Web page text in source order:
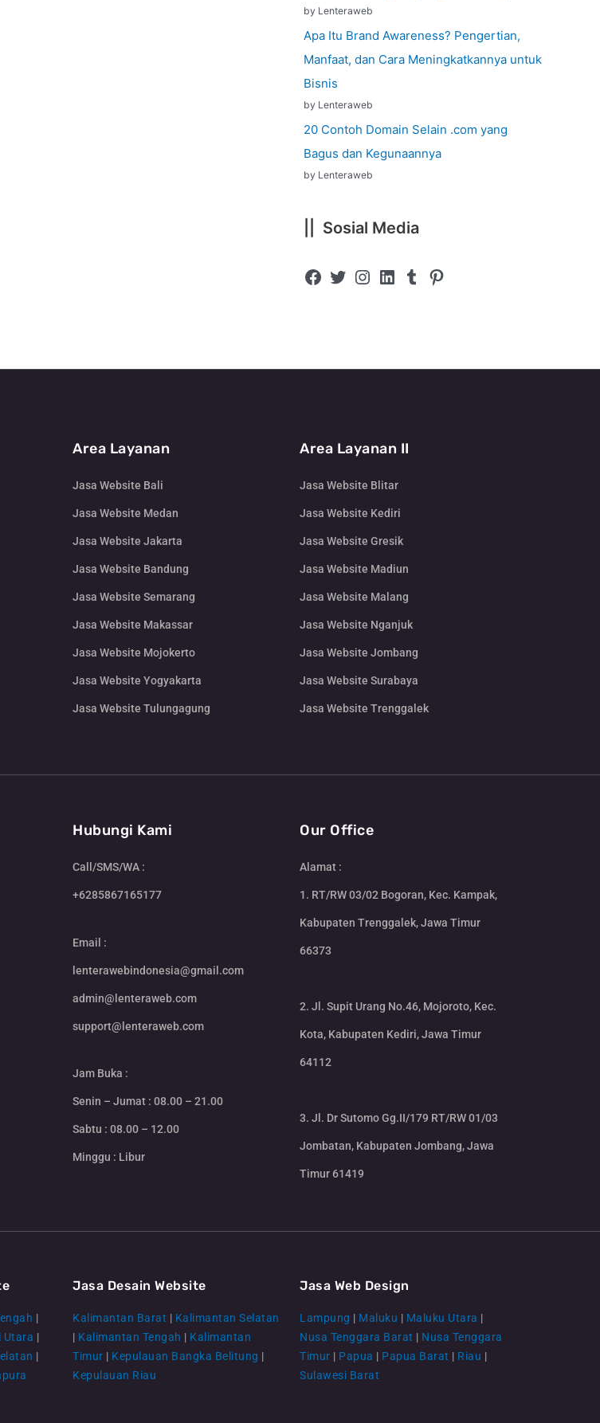
by Lenteraweb
Apa Itu Brand Awareness? Pengertian,
Manfaat, dan Cara Meningkatkannya untuk
Bisnis
by Lenteraweb
20 Contoh Domain Selain .com yang
Bagus dan Kegunaannya
by Lenteraweb
|| Sosial Media
Area Layanan
Jasa Website Bali
Jasa Website Medan
Jasa Website Jakarta
Jasa Website Bandung
Jasa Website Semarang
Jasa Website Makassar
Jasa Website Mojokerto
Jasa Website Yogyakarta
Jasa Website Tulungagung
Area Layanan II
Jasa Website Blitar
Jasa Website Kediri
Jasa Website Gresik
Jasa Website Madiun
Jasa Website Malang
Jasa Website Nganjuk
Jasa Website Jombang
Jasa Website Surabaya
Jasa Website Trenggalek
Hubungi Kami
Call/SMS/WA :
+6285867165177
Email :
lenterawebindonesia@gmail.com
admin@lenteraweb.com
support@lenteraweb.com
Jam Buka :
Senin – Jumat : 08.00 – 21.00
Sabtu : 08.00 – 12.00
Minggu : Libur
Our Office
Alamat :
1. RT/RW 03/02 Bogoran, Kec. Kampak,
Kabupaten Trenggalek, Jawa Timur
66373
2. Jl. Supit Urang No.46, Mojoroto, Kec.
Kota, Kabupaten Kediri, Jawa Timur
64112
3. Jl. Dr Sutomo Gg.II/179 RT/RW 01/03
Jombatan, Kabupaten Jombang, Jawa
Timur 61419
|
Utara |
|
Jasa Desain Website
Kalimantan Barat | Kalimantan Selatan
| Kalimantan Tengah | Kalimantan
Timur | Kepulauan Bangka Belitung |
Kepulauan Riau
Jasa Web Design
Lampung | Maluku | Maluku Utara |
Nusa Tenggara Barat | Nusa Tenggara
Timur | Papua | Papua Barat | Riau |
Sulawesi Barat